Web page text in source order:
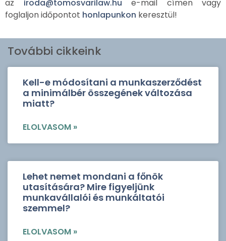
az iroda@tomosvarilaw.hu e-mail címen vagy
foglaljon időpontot honlapunkon keresztül!
További cikkeink
Kell-e módosítani a munkaszerződést
a minimálbér összegének változása
miatt?
ELOLVASOM »
Lehet nemet mondani a főnök
utasítására? Mire figyeljünk
munkavállalói és munkáltatói
szemmel?
ELOLVASOM »